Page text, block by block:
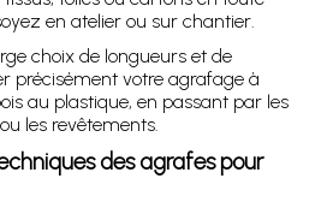
en atelier ou sur chantier.
choix de longueurs et de
précisément votre agrafage à
au plastique, en passant par les
les revêtements.
des agrafes pour